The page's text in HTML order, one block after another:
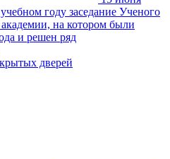
году заседание Ученого
на котором были
и решен ряд
дверей